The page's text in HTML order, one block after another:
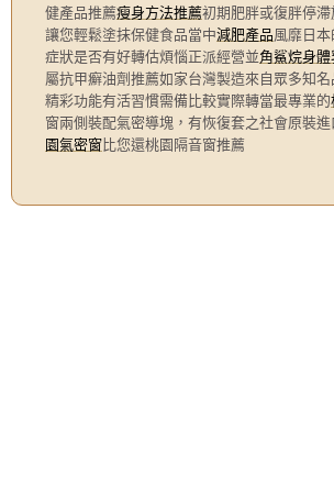
健產品推薦瘦身方法推薦初期肥胖或復胖停
讓您輕鬆塗抹保健食品當中減肥產品風靡日
症狀是否有好轉估煩惱正派經營並角鯊烷身體
屬抗甲癬油劑推薦如家台灣製造來自眾多知名
精彩功能有活習慣需備比較實際轉當最專業的
窗兩側裝配氣密導塊，有恢復套之社會原裝進
園氣密窗比您還桃園隔音窗推薦